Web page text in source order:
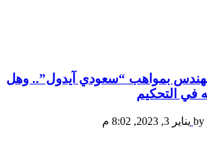
بمواهب “سعودي آيدول”.. وهل
في التحكيم
by يناير 3, 2023, 8:02 م